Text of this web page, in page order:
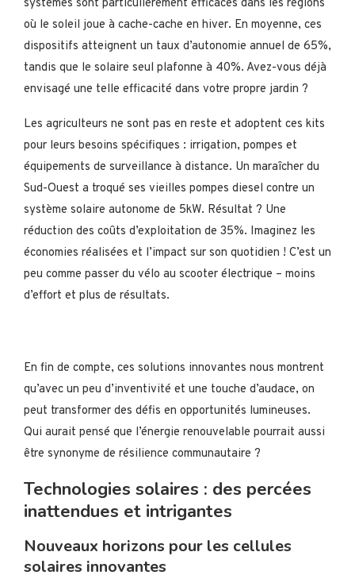
systèmes sont particulièrement efficaces dans les régions
où le soleil joue à cache-cache en hiver. En moyenne, ces
dispositifs atteignent un taux d’autonomie annuel de 65%,
tandis que le solaire seul plafonne à 40%. Avez-vous déjà
envisagé une telle efficacité dans votre propre jardin ?
Les agriculteurs ne sont pas en reste et adoptent ces kits
pour leurs besoins spécifiques : irrigation, pompes et
équipements de surveillance à distance. Un maraîcher du
Sud-Ouest a troqué ses vieilles pompes diesel contre un
système solaire autonome de 5kW. Résultat ? Une
réduction des coûts d’exploitation de 35%. Imaginez les
économies réalisées et l’impact sur son quotidien ! C’est un
peu comme passer du vélo au scooter électrique – moins
d’effort et plus de résultats.
En fin de compte, ces solutions innovantes nous montrent
qu’avec un peu d’inventivité et une touche d’audace, on
peut transformer des défis en opportunités lumineuses.
Qui aurait pensé que l’énergie renouvelable pourrait aussi
être synonyme de résilience communautaire ?
Technologies solaires : des percées
inattendues et intrigantes
Nouveaux horizons pour les cellules
solaires innovantes